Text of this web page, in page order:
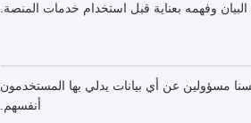
وفهمه بعناية قبل استخدام خدمات المنصة.
مسؤولين عن أي بيانات يدلي بها المستخدمون
أنفسهم.